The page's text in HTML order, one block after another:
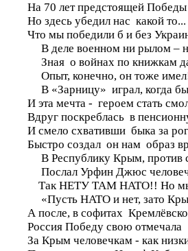
На 70 лет предстоящей Победы
Но здесь убедил нас какой
Что мы победили б и без
В деле военном ни рылом –
Зная о войнах по книжкам
Опыт, конечно, он тоже
В «Зарницу» играл, когда
И эта мечта - героем стать
Вдруг поскреблась в
И смело схвативши быка за
Быстро создал он нам образ
В Республику Крым, против
Послал Урфин Джюс
Так НЕТУ ТАМ НАТО!! Но мы
«Пусть НАТО и нет, зато
А после, в софитах
Россия Победу свою отмечала
За Крым человечкам - как